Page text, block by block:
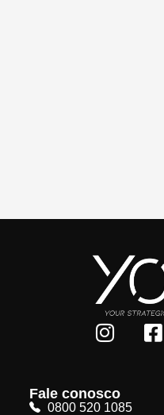
Fale conosco
0800 520 1085